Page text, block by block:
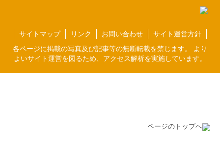
ページのトップへ
サイトマップ リンク お問い合わせ
サイト運営方針
各ページに掲載の写真及び記事等の無断転載を禁じます。 より
よいサイト運営を図るため、アクセス解析を実施しています。